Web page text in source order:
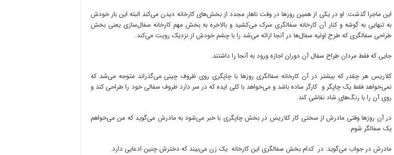
این ماجرا گذشت. او در یکی از همین‌ روزها در وقت ناهار مجدد از بخش‌های کارخانه دیدن می‌کند البته این بار خودش
به تنهایی به گوشه و کنار آن کارخانه سفالگری سرک می‌کشید و بالاخره به بخش مهم کارخانه سفال‌سازی یعنی بخش
طراحی سفالگری که طرح اولیه سفال‌ها در آنجا ارائه می‌شد را با چشم خودش از نزدیک رویت می‌کند.
جایی که فقط مردان طراح سفال آن دوران اجازه ورود به آنجا را داشتند.
کلاریس هر چقدر که بیشتر در آن کارخانه سفالگری روزها با چاپگری روی ظروف چینی می‌گذراند متوجه می‌شد که
نمی‌خواهد فقط یک چاپگر و کارگر ساده باشد و می‌خواهد با کلی ایده که در سر دارد ظروف سفالی خود را طراحی کند و
روی آن را با رنگ‌های شاد نقاشی کند.
در آن روزها وقتی مادرش از سختی کار کلاریس در بخش چاپگری با خبر می‌شود به مادرش می‌گوید که من می‌خواهم
یک سفالگر شوم.
مادرش در جواب می‌گوید: در کدام بخش سفالگری این کارخانه یک زن می‌بیند که دخترش چنین ادعایی دارد.